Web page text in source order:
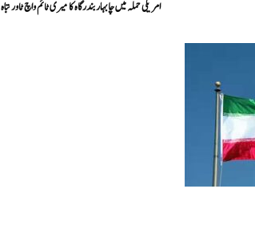
امریکی حملہ میں چابہار بندرگاہ کا میری ٹائم واچ ٹاور تباہ